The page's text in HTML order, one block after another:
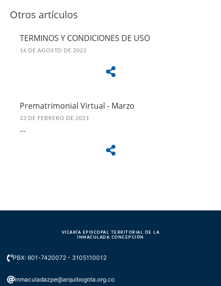
Otros artículos
TERMINOS Y CONDICIONES DE USO
16 DE AGOSTO DE 2022
Prematrimonial Virtual - Marzo
23 DE FEBRERO DE 2021
...
VICARÍA EPISCOPAL TERRITORIAL DE LA
INMACULADA CONCEPCIÓN
PBX: 601-7420072 - 3105110012
inmaculadazpe@arquibogota.org.co